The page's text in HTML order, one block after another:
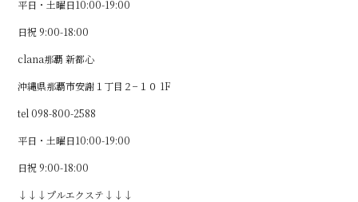
平日・土曜日10:00-19:00
日祝 9:00-18:00
clana那覇 新都心
沖縄県那覇市安謝１丁目２−１０ 1F
tel 098-800-2588
平日・土曜日10:00-19:00
日祝 9:00-18:00
↓↓↓プルエクステ↓↓↓